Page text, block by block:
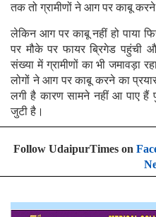
तक तो ग्रामीणों ने आग पर काबू
लेकिन आग पर काबू नहीं हो पाया
पर मौके पर फायर ब्रिगेड पहुंची
संख्या में ग्रामीणों का भी जमावड़ा
लोगों ने आग पर काबू करने का
लगी है कारण सामने नहीं आ पाए हैं
जुटी है।
Follow UdaipurTimes on